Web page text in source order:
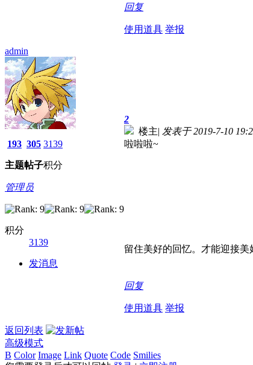
回复
使用道具 举报
admin
193
主题
305
帖子
3139
积分
管理员
积分
3139
发消息
2
楼主| 发表于 2019-7-10
啦啦啦~
留住美好的回忆。才能迎接美
回复
使用道具 举报
返回列表
高级模式
B Color Image Link Quote Code Smilies